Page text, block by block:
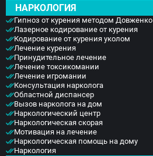
НАРКОЛОГИЯ
Гипноз от курения методом Довженко
Лазерное кодирование от курения
Кодирование от курения уколом
Лечение курения
Принудительное лечение
Лечение токсикомании
Лечение игромании
Консультация нарколога
Областной диспансер
Вызов нарколога на дом
Наркологический центр
Наркологическая скорая
Мотивация на лечение
Наркологическая помощь на дому
Наркология